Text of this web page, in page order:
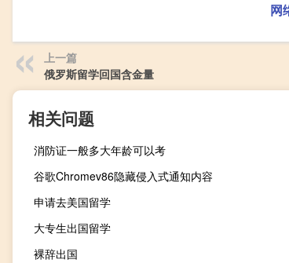
网
上一篇
俄罗斯留学回国含金量
相关问题
消防证一般多大年龄可以考
谷歌Chromev86隐藏侵入式通知内容
申请去美国留学
大专生出国留学
裸辞出国